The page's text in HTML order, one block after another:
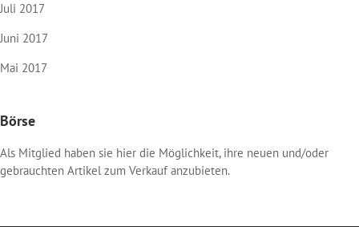
Juli 2017
Juni 2017
Mai 2017
Börse
Als Mitglied haben sie hier die Möglichkeit, ihre neuen und/oder
gebrauchten Artikel zum Verkauf anzubieten.